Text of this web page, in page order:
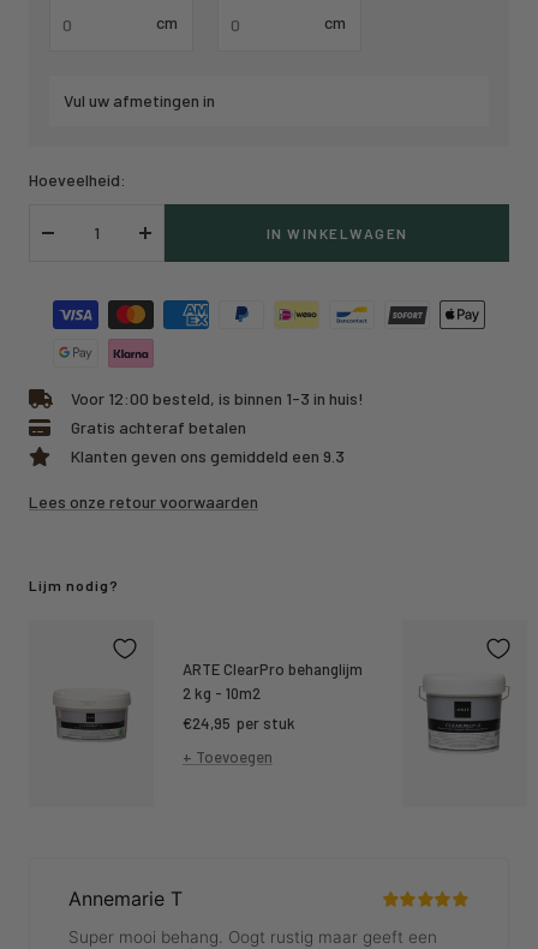
cm cm
Vul uw afmetingen in
Hoeveelheid:
Verlaag
Verhoog
IN WINKELWAGEN
Voor 12:00 besteld, is binnen 1-3 in huis!
Gratis achteraf betalen
Klanten geven ons gemiddeld een 9.3
Lees onze retour voorwaarden
Lijm nodig?
ARTE ClearPro behanglijm
2 kg - 10m2
Kortings
prijs
€24,95 per stuk
+ Toevoegen